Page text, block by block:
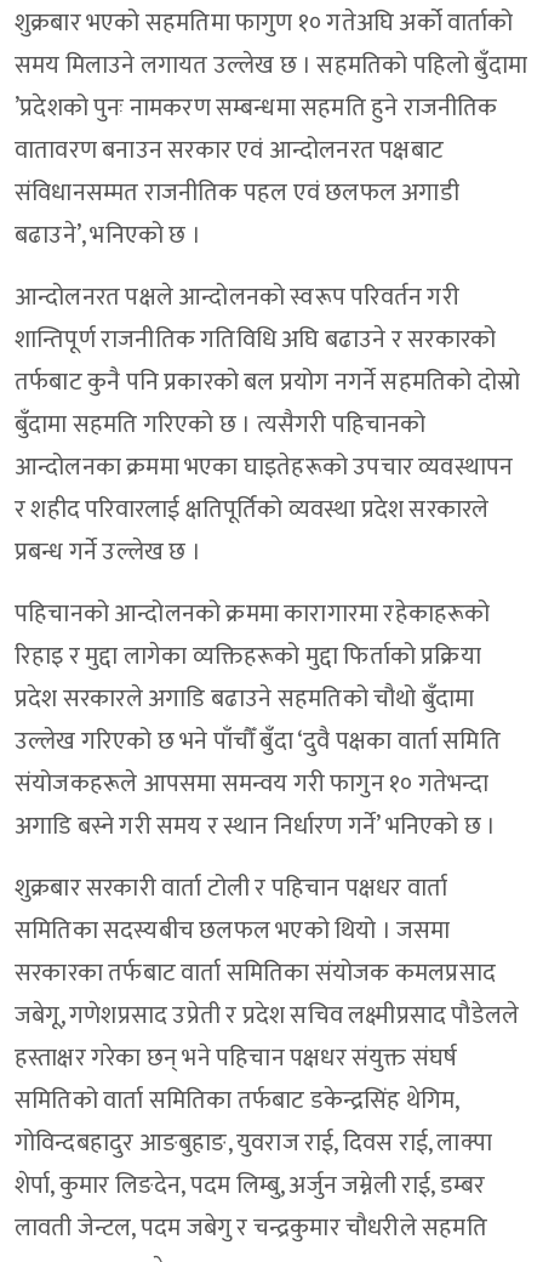
शुक्रबार भएको सहमतिमा फागुण १० गतेअघि अर्को वार्ताको
समय मिलाउने लगायत उल्लेख छ । सहमतिको पहिलो बुँदामा
’प्रदेशको पुनः नामकरण सम्बन्धमा सहमति हुने राजनीतिक
वातावरण बनाउन सरकार एवं आन्दोलनरत पक्षबाट
संविधानसम्मत राजनीतिक पहल एवं छलफल अगाडी
बढाउने’, भनिएको छ ।
आन्दोलनरत पक्षले आन्दोलनको स्वरूप परिवर्तन गरी
शान्तिपूर्ण राजनीतिक गतिविधि अघि बढाउने र सरकारको
तर्फबाट कुनै पनि प्रकारको बल प्रयोग नगर्ने सहमतिको दोस्रो
बुँदामा सहमति गरिएको छ । त्यसैगरी पहिचानको
आन्दोलनका क्रममा भएका घाइतेहरूको उपचार व्यवस्थापन
र शहीद परिवारलाई क्षतिपूर्तिको व्यवस्था प्रदेश सरकारले
प्रबन्ध गर्ने उल्लेख छ ।
पहिचानको आन्दोलनको क्रममा कारागारमा रहेकाहरूको
रिहाइ र मुद्दा लागेका व्यक्तिहरूको मुद्दा फिर्ताको प्रक्रिया
प्रदेश सरकारले अगाडि बढाउने सहमतिको चौथो बुँदामा
उल्लेख गरिएको छ भने पाँचौँ बुँदा ‘दुवै पक्षका वार्ता समिति
संयोजकहरूले आपसमा समन्वय गरी फागुन १० गतेभन्दा
अगाडि बस्ने गरी समय र स्थान निर्धारण गर्ने’ भनिएको छ ।
शुक्रबार सरकारी वार्ता टोली र पहिचान पक्षधर वार्ता
समितिका सदस्यबीच छलफल भएको थियो । जसमा
सरकारका तर्फबाट वार्ता समितिका संयोजक कमलप्रसाद
जबेगू, गणेशप्रसाद उप्रेती र प्रदेश सचिव लक्ष्मीप्रसाद पौडेलले
हस्ताक्षर गरेका छन् भने पहिचान पक्षधर संयुक्त संघर्ष
समितिको वार्ता समितिका तर्फबाट डकेन्द्रसिंह थेगिम,
गोविन्दबहादुर आङबुहाङ, युवराज राई, दिवस राई, लाक्पा
शेर्पा, कुमार लिङदेन, पदम लिम्बु, अर्जुन जम्नेली राई, डम्बर
लावती जेन्टल, पदम जबेगु र चन्द्रकुमार चौधरीले सहमति